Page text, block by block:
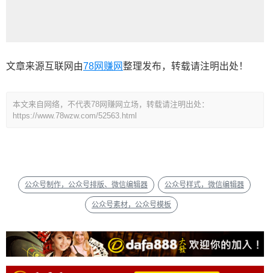
文章来源互联网由78网赚网整理发布，转载请注明出处！
本文来自网络，不代表78网赚网立场，转载请注明出处：
https://www.78wzw.com/52563.html
公众号制作，公众号排版、微信编辑器 公众号样式，微信编辑器
公众号素材，公众号模板